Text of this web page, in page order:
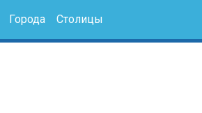
Города Столицы